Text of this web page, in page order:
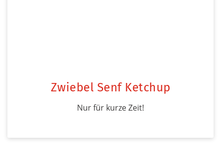
Zwiebel Senf Ketchup
Nur für kurze Zeit!